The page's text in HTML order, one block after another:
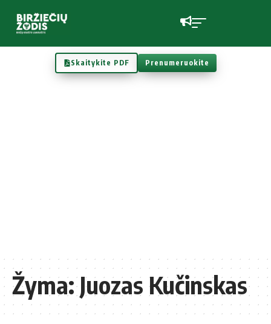
Skaitykite PDF Prenumeruokite
Žyma:Juozas Kučinskas